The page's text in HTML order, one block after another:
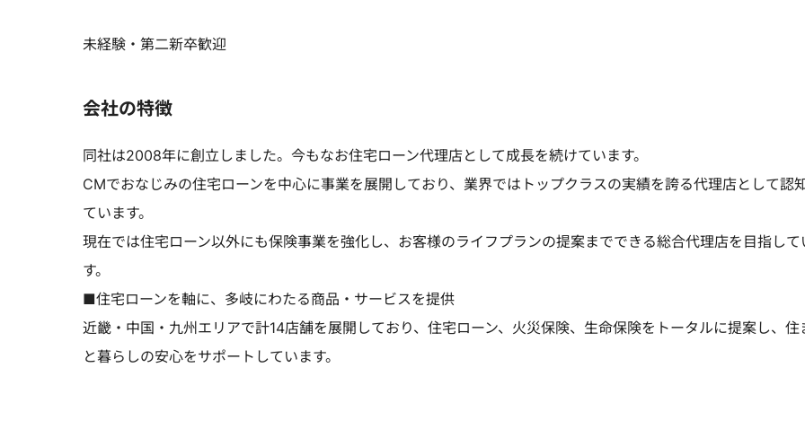
未経験・第二新卒歓迎
会社の特徴
同社は2008年に創立しました。今もなお住宅ローン代理店として成長を続けています。
CMでおなじみの住宅ローンを中心に事業を展開しており、業界ではトップクラスの実績を誇る代理店として認
ています。
現在では住宅ローン以外にも保険事業を強化し、お客様のライフプランの提案までできる総合代理店を目指して
す。
■住宅ローンを軸に、多岐にわたる商品・サービスを提供
近畿・中国・九州エリアで計14店舗を展開しており、住宅ローン、火災保険、生命保険をトータルに提案し、住
と暮らしの安心をサポートしています。